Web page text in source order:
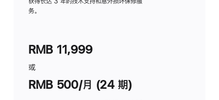
务。
RMB 11,999
或
RMB 500/月 (24 期)